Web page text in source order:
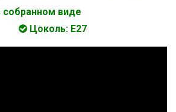
собранном виде
Цоколь: E27